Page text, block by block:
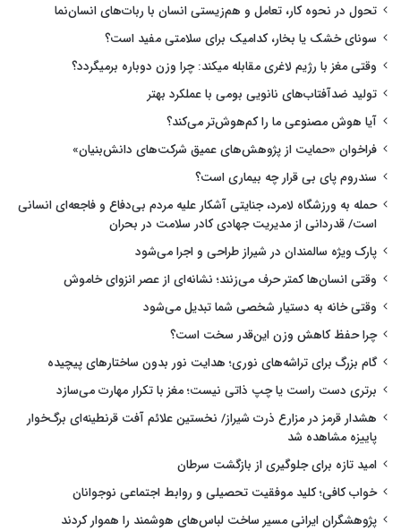
تحول در نحوه کار، تعامل و هم‌زیستی انسان با ربات‌های انسان‌نما
سونای خشک یا بخار، کدامیک برای سلامتی مفید است؟
وقتی مغز با رژیم لاغری مقابله میکند: چرا وزن دوباره برمیگردد؟
تولید ضدآفتاب‌های نانویی بومی با عملکرد بهتر
آیا هوش مصنوعی ما را کم‌هوش‌تر می‌کند؟
فراخوان «حمایت از پژوهش‌های عمیق شرکت‌های دانش‌بنیان»
سندروم پای بی قرار چه بیماری است؟
حمله به ورزشگاه لامرد، جنایتی آشکار علیه مردم بی‌دفاع و فاجعه‌ای انسانی
است/ قدردانی از مدیریت جهادی کادر سلامت در بحران
پارک ویژه سالمندان در شیراز طراحی و اجرا می‌شود
وقتی انسان‌ها کمتر حرف می‌زنند؛ نشانه‌ای از عصر انزوای خاموش
وقتی خانه به دستیار شخصی شما تبدیل می‌شود
چرا حفظ کاهش وزن این‌قدر سخت است؟
گام بزرگ برای تراشه‌های نوری؛ هدایت نور بدون ساختارهای پیچیده
برتری دست راست یا چپ ذاتی نیست؛ مغز با تکرار مهارت می‌سازد
هشدار قرمز در مزارع ذرت شیراز/ نخستین علائم آفت قرنطینه‌ای برگ‌خوار
پاییزه مشاهده شد
امید تازه برای جلوگیری از بازگشت سرطان
خواب کافی؛ کلید موفقیت تحصیلی و روابط اجتماعی نوجوانان
پژوهشگران ایرانی مسیر ساخت لباس‌های هوشمند را هموار کردند